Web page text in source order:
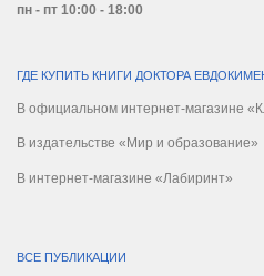
пн - пт 10:00 - 18:00
ГДЕ КУПИТЬ КНИГИ ДОКТОРА
В официальном интернет-магазине
В издательстве «Мир и образование»
В интернет-магазине «Лабиринт»
ВСЕ ПУБЛИКАЦИИ